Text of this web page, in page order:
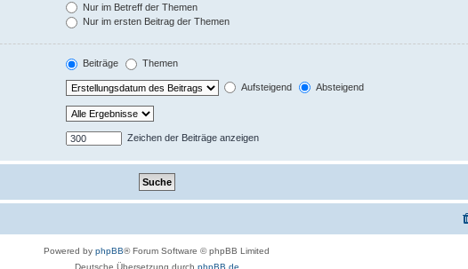
Nur im Betreff der Themen
Nur im ersten Beitrag der Themen
Beiträge Themen
Aufsteigend Absteigend
Zeichen der Beiträge anzeigen
Powered by phpBB® Forum Software © phpBB Limited
Deutsche Übersetzung durch phpBB.de